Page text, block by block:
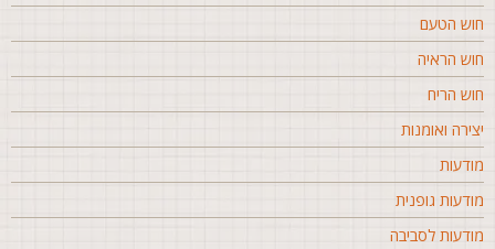
הטעם
הראיה
הריח
ואומנות
גופנית
לסביבה